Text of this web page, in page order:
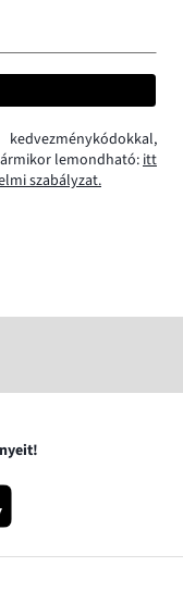
lemondható: itt
szabályzat.